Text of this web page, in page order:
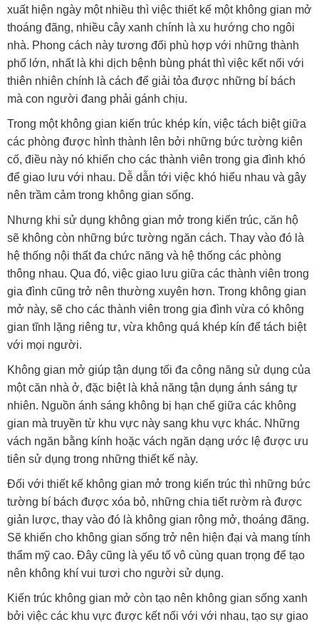
xuất hiện ngày một nhiều thì việc thiết kế một không gian mở
thoáng đãng, nhiều cây xanh chính là xu hướng cho ngôi
nhà. Phong cách này tương đối phù hợp với những thành
phố lớn, nhất là khi dịch bệnh bùng phát thì việc kết nối với
thiên nhiên chính là cách để giải tỏa được những bí bách
mà con người đang phải gánh chịu.
Trong một không gian kiến trúc khép kín, việc tách biệt giữa
các phòng được hình thành lên bởi những bức tường kiên
cố, điều này nó khiến cho các thành viên trong gia đình khó
để giao lưu với nhau. Dễ dẫn tới việc khó hiểu nhau và gây
nên trầm cảm trong không gian sống.
Nhưng khi sử dụng không gian mở trong kiến trúc, căn hộ
sẽ không còn những bức tường ngăn cách. Thay vào đó là
hệ thống nội thất đa chức năng và hệ thống các phòng
thông nhau. Qua đó, việc giao lưu giữa các thành viên trong
gia đình cũng trở nên thường xuyên hơn. Trong không gian
mở này, sẽ cho các thành viên trong gia đình vừa có không
gian tĩnh lặng riêng tư, vừa không quá khép kín để tách biệt
với mọi người.
Không gian mở giúp tận dụng tối đa công năng sử dụng của
một căn nhà ở, đặc biệt là khả năng tận dụng ánh sáng tự
nhiên. Nguồn ánh sáng không bị hạn chế giữa các không
gian mà truyền từ khu vực này sang khu vực khác. Những
vách ngăn bằng kính hoặc vách ngăn dạng ước lệ được ưu
tiên sử dụng trong những thiết kế này.
Đối với thiết kế không gian mở trong kiến trúc thì những bức
tường bí bách được xóa bỏ, những chia tiết rườm rà được
giản lược, thay vào đó là không gian rộng mở, thoáng đãng.
Sẽ khiến cho không gian sống trở nên hiện đại và mang tính
thẩm mỹ cao. Đây cũng là yếu tố vô cùng quan trọng để tạo
nên không khí vui tươi cho người sử dụng.
Kiến trúc không gian mở còn tạo nên không gian sống xanh
bởi việc các khu vực được kết nối với với nhau, tạo sự giao